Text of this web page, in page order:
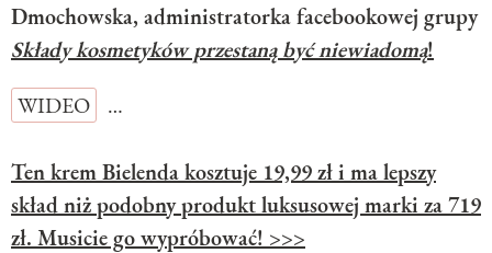
Dmochowska, administratorka facebookowej grupy
Składy kosmetyków przestaną być niewiadomą!
WIDEO
…
Ten krem Bielenda kosztuje 19,99 zł i ma lepszy
skład niż podobny produkt luksusowej marki za 719
zł. Musicie go wypróbować! >>>